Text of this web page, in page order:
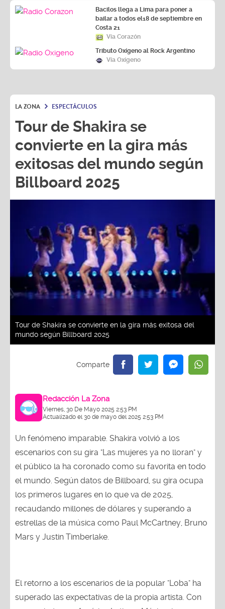
Bacilos llega a Lima para poner a
bailar a todos el18 de septiembre en
Costa 21
Vía Corazón
Tributo Oxígeno al Rock Argentino
Vía Oxígeno
LA ZONA ESPECTÁCULOS
Tour de Shakira se
convierte en la gira más
exitosas del mundo según
Billboard 2025
Tour de Shakira se convierte en la gira más exitosa del
mundo según Billboard 2025
Redacción La Zona
Viernes, 30 De Mayo 2025 2:53 PM
Actualizado el 30 de mayo del 2025 2:53 PM
Un fenómeno imparable. Shakira volvió a los
escenarios con su gira "Las mujeres ya no lloran" y
el público la ha coronado como su favorita en todo
el mundo. Según datos de Billboard, su gira ocupa
los primeros lugares en lo que va de 2025,
recaudando millones de dólares y superando a
estrellas de la música como Paul McCartney, Bruno
Mars y Justin Timberlake.
El retorno a los escenarios de la popular "Loba" ha
superado las expectativas de la propia artista. Con